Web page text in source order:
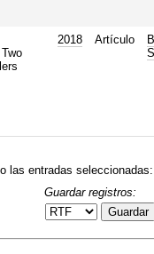
2018 Artículo
las entradas seleccionadas:
Guardar registros:
Guardar